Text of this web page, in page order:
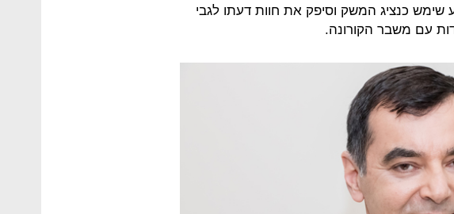
שימש כנציג המשק וסיפק את חוות דעתו לגבי
עם משבר הקורונה.